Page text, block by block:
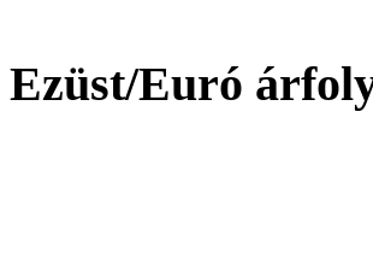
Ezüst/Euró